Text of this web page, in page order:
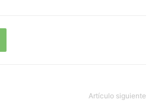
Artículo siguiente